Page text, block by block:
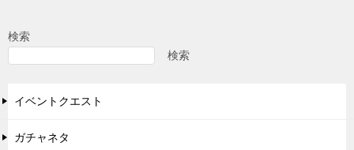
ョ
検索
検索
イベントクエスト
ガチャネタ